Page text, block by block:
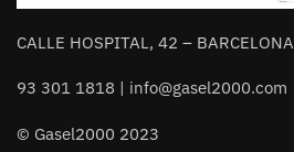
CALLE HOSPITAL, 42 – BARCELONA
93 301 1818 | info@gasel2000.com
© Gasel2000 2023